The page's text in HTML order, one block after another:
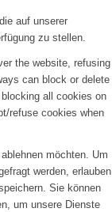
auf unserer
zu stellen.
the website, refusing
can block or delete
all cookies on
refuse cookies when
möchten. Um
werden, erlauben
Sie können
um unsere Dienste